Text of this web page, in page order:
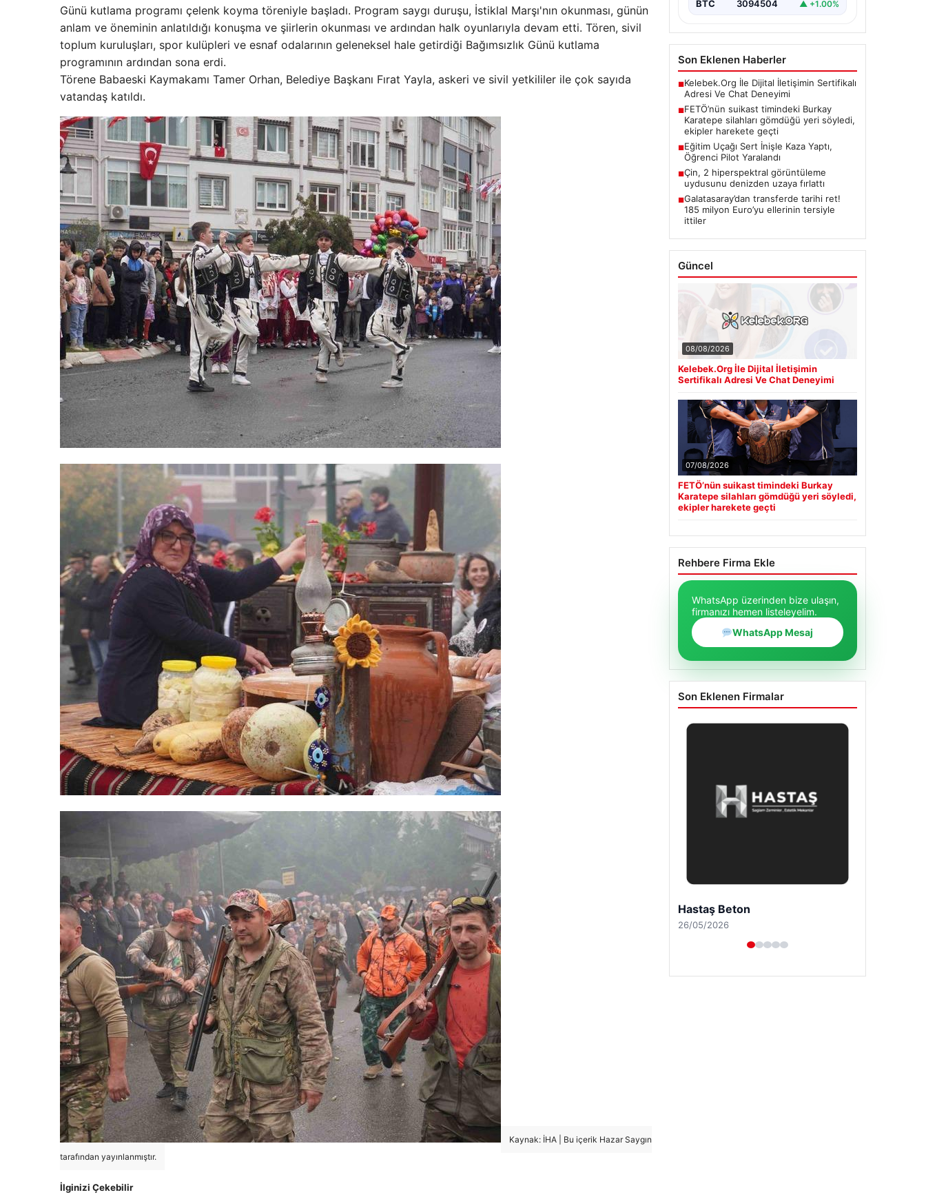
Günü kutlama programı çelenk koyma töreniyle başladı. Program saygı duruşu, İstiklal Marşı'nın okunması, günün
anlam ve öneminin anlatıldığı konuşma ve şiirlerin okunması ve ardından halk oyunlarıyla devam etti. Tören, sivil
toplum kuruluşları, spor kulüpleri ve esnaf odalarının geleneksel hale getirdiği Bağımsızlık Günü kutlama
programının ardından sona erdi.
Törene Babaeski Kaymakamı Tamer Orhan, Belediye Başkanı Fırat Yayla, askeri ve sivil yetkililer ile çok sayıda
vatandaş katıldı.
Kaynak: İHA | Bu içerik Hazar Saygın
tarafından yayınlanmıştır.
İlginizi Çekebilir
BTC 3094504 ▲ +1.00%
Son Eklenen Haberler
■Kelebek.Org İle Dijital İletişimin Sertifikalı
Adresi Ve Chat Deneyimi
■FETÖ’nün suikast timindeki Burkay
Karatepe silahları gömdüğü yeri söyledi,
ekipler harekete geçti
■Eğitim Uçağı Sert İnişle Kaza Yaptı,
Öğrenci Pilot Yaralandı
■Çin, 2 hiperspektral görüntüleme
uydusunu denizden uzaya fırlattı
■Galatasaray’dan transferde tarihi ret!
185 milyon Euro’yu ellerinin tersiyle
ittiler
Güncel
08/08/2026
Kelebek.Org İle Dijital İletişimin
Sertifikalı Adresi Ve Chat Deneyimi
07/08/2026
FETÖ’nün suikast timindeki Burkay
Karatepe silahları gömdüğü yeri söyledi,
ekipler harekete geçti
Rehbere Firma Ekle
WhatsApp üzerinden bize ulaşın,
firmanızı hemen listeleyelim.
WhatsApp Mesaj
Son Eklenen Firmalar
Enes Kaplan Avukatlık Bürosu
28/04/2026